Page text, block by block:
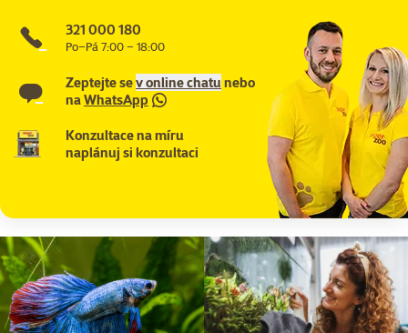
321 000 180
Po–Pá 7:00 – 18:00
Zeptejte sev online chatunebo
naWhatsApp
Konzultace na míru
naplánuj si konzultaci